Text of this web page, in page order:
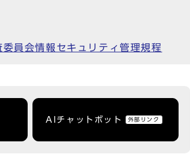
員会情報セキュリティ管理規程
AIチャットボット 外部リンク